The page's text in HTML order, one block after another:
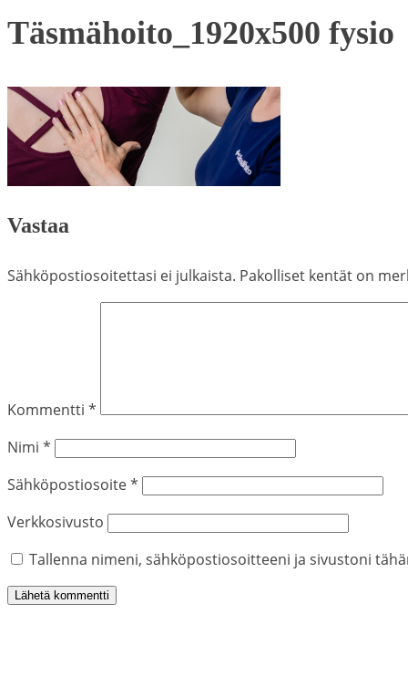
Täsmähoito_1920x500 fysio
Vastaa
Sähköpostiosoitettasi ei julkaista. Pakolliset kentät on
Kommentti *
Nimi *
Sähköpostiosoite*
Verkkosivusto
Tallenna nimeni, sähköpostiosoitteeni ja sivustoni